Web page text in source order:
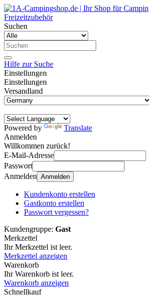
Suchen
Hilfe zur Suche
Einstellungen
Einstellungen
Versandland
Powered by
Translate
Anmelden
Willkommen zurück!
E-Mail-Adresse
Passwort
Anmelden Anmelden
Kundenkonto erstellen
Gastkonto erstellen
Passwort vergessen?
Kundengruppe: Gast
Merkzettel
Ihr Merkzettel ist leer.
Merkzettel anzeigen
Warenkorb
Ihr Warenkorb ist leer.
Warenkorb anzeigen
Schnellkauf